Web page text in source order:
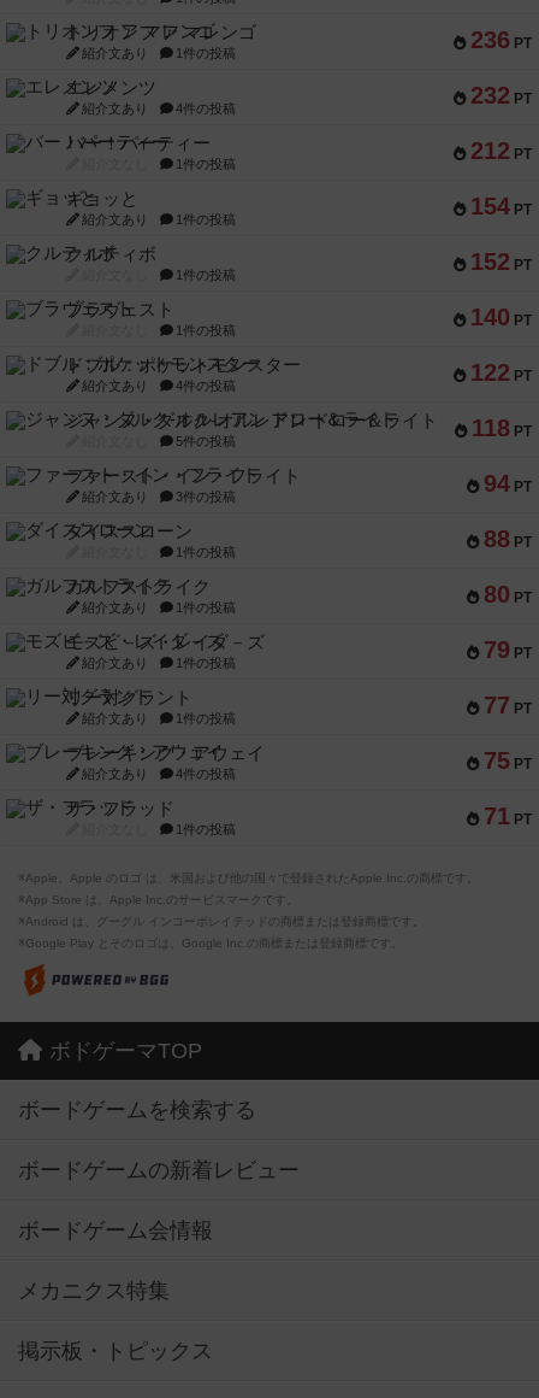
236 PT
トリオンフ ア マレンゴ
紹介文あり 1件の投稿
232 PT
エレメンツ
紹介文あり 4件の投稿
212 PT
バー！パーティー
1件の投稿
154 PT
ギョッと
紹介文あり 1件の投稿
152 PT
クルティボ
1件の投稿
140 PT
ブラヴェスト
1件の投稿
122 PT
ドブル：ポケットモンスター
紹介文あり 4件の投稿
118 PT
ジャンヌ・ダルク-オルレアン ドロー＆ライト
5件の投稿
94 PT
ファースト・イン・フライト
紹介文あり 3件の投稿
88 PT
ダイススローン
1件の投稿
80 PT
ガルフストライク
紹介文あり 1件の投稿
79 PT
モズビ－ズ・レイダ－ズ
紹介文あり 1件の投稿
77 PT
リー対グラント
紹介文あり 1件の投稿
75 PT
ブレーキング・アウェイ
紹介文あり 4件の投稿
71 PT
ザ・フラッド
1件の投稿
※Apple、Apple のロゴ は、米国および他の国々で登録されたApple Inc.の商標です。
※App Store は、Apple Inc.のサービスマークです。
※Android は、グーグル インコーポレイテッドの商標または登録商標です。
※Google Play とそのロゴは、Google Inc.の商標または登録商標です。
ボドゲーマTOP
ボードゲームを検索する
ボードゲームの新着レビュー
ボードゲーム会情報
メカニクス特集
掲示板・トピックス